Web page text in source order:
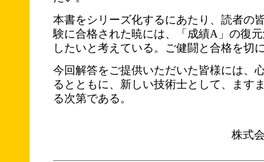
本書をシリーズ化するにあたり、読者の
験に合格された暁には、「成績A」の復
したいと考えている。ご健闘と合格を切
今回解答をご提供いただいた皆様には、
るとともに、新しい技術士として、ます
る次第である。
株式